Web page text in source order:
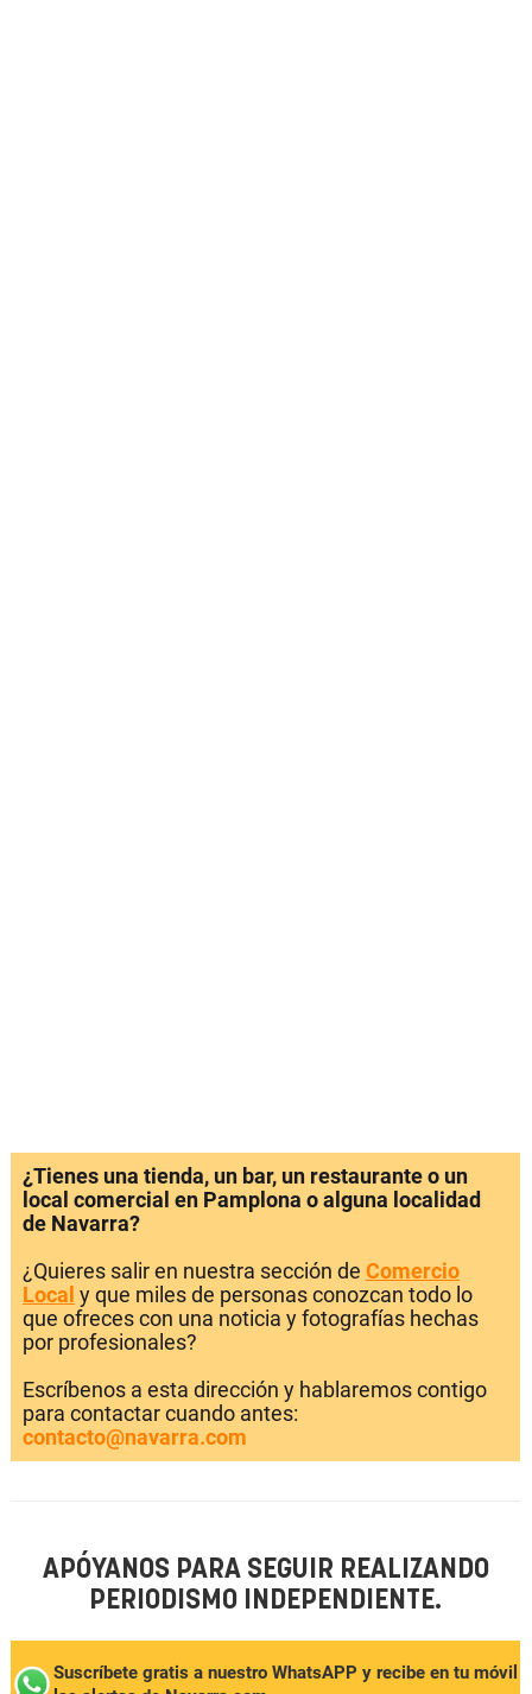
¿Tienes una tienda, un bar, un restaurante o un
local comercial en Pamplona o alguna localidad
de Navarra?
¿Quieres salir en nuestra sección de Comercio
Local y que miles de personas conozcan todo lo
que ofreces con una noticia y fotografías hechas
por profesionales?
Escríbenos a esta dirección y hablaremos contigo
para contactar cuando antes:
contacto@navarra.com
APÓYANOS PARA SEGUIR REALIZANDO
PERIODISMO INDEPENDIENTE.
Suscríbete gratis a nuestro WhatsAPP y recibe en tu móvil